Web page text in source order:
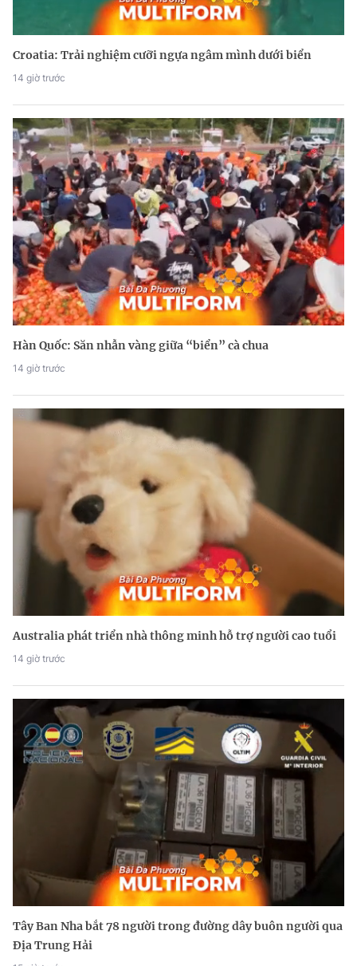
Croatia: Trải nghiệm cưỡi ngựa ngâm mình dưới biển
14 giờ trước
Hàn Quốc: Săn nhẫn vàng giữa “biển” cà chua
14 giờ trước
Australia phát triển nhà thông minh hỗ trợ người cao tuổi
14 giờ trước
Tây Ban Nha bắt 78 người trong đường dây buôn người qua
Địa Trung Hải